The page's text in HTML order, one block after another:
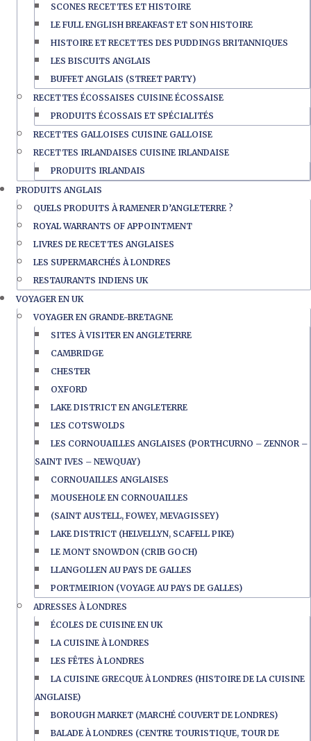
SCONES RECETTES ET HISTOIRE
LE FULL ENGLISH BREAKFAST ET SON HISTOIRE
HISTOIRE ET RECETTES DES PUDDINGS BRITANNIQUES
LES BISCUITS ANGLAIS
BUFFET ANGLAIS (STREET PARTY)
RECETTES ÉCOSSAISES CUISINE ÉCOSSAISE
PRODUITS ÉCOSSAIS ET SPÉCIALITÉS
RECETTES GALLOISES CUISINE GALLOISE
RECETTES IRLANDAISES CUISINE IRLANDAISE
PRODUITS IRLANDAIS
PRODUITS ANGLAIS
QUELS PRODUITS À RAMENER D’ANGLETERRE ?
ROYAL WARRANTS OF APPOINTMENT
LIVRES DE RECETTES ANGLAISES
LES SUPERMARCHÉS À LONDRES
RESTAURANTS INDIENS UK
VOYAGER EN UK
VOYAGER EN GRANDE-BRETAGNE
SITES À VISITER EN ANGLETERRE
CAMBRIDGE
CHESTER
OXFORD
LAKE DISTRICT EN ANGLETERRE
LES COTSWOLDS
LES CORNOUAILLES ANGLAISES (PORTHCURNO – ZENNOR –
SAINT IVES – NEWQUAY)
CORNOUAILLES ANGLAISES
MOUSEHOLE EN CORNOUAILLES
(SAINT AUSTELL, FOWEY, MEVAGISSEY)
LAKE DISTRICT (HELVELLYN, SCAFELL PIKE)
LE MONT SNOWDON (CRIB GOCH)
LLANGOLLEN AU PAYS DE GALLES
PORTMEIRION (VOYAGE AU PAYS DE GALLES)
ADRESSES À LONDRES
ÉCOLES DE CUISINE EN UK
LA CUISINE À LONDRES
LES FÊTES À LONDRES
LA CUISINE GRECQUE À LONDRES (HISTOIRE DE LA CUISINE
ANGLAISE)
BOROUGH MARKET (MARCHÉ COUVERT DE LONDRES)
BALADE À LONDRES (CENTRE TOURISTIQUE, TOUR DE